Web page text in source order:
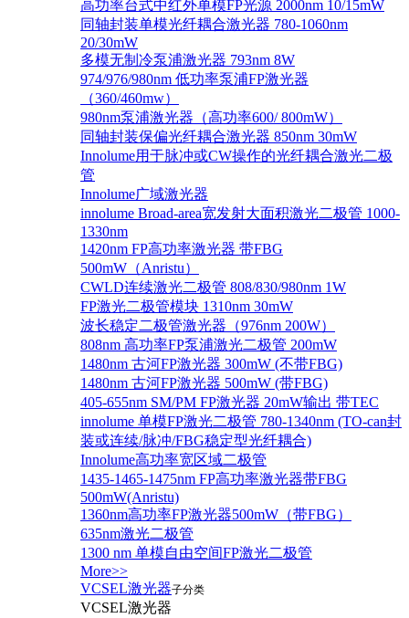
高功率台式中红外单模FP光源 2000nm 10/15mW
同轴封装单模光纤耦合激光器 780-1060nm
20/30mW
多模无制冷泵浦激光器 793nm 8W
974/976/980nm 低功率泵浦FP激光器
（360/460mw）
980nm泵浦激光器（高功率600/ 800mW）
同轴封装保偏光纤耦合激光器 850nm 30mW
Innolume用于脉冲或CW操作的光纤耦合激光二极
管
Innolume广域激光器
innolume Broad-area宽发射大面积激光二极管 1000-
1330nm
1420nm FP高功率激光器 带FBG
500mW（Anristu）
CWLD连续激光二极管 808/830/980nm 1W
FP激光二极管模块 1310nm 30mW
波长稳定二极管激光器（976nm 200W）
808nm 高功率FP泵浦激光二极管 200mW
1480nm 古河FP激光器 300mW (不带FBG)
1480nm 古河FP激光器 500mW (带FBG)
405-655nm SM/PM FP激光器 20mW输出 带TEC
innolume 单模FP激光二极管 780-1340nm (TO-can封
装或连续/脉冲/FBG稳定型光纤耦合)
Innolume高功率宽区域二极管
1435-1465-1475nm FP高功率激光器带FBG
500mW(Anristu)
1360nm高功率FP激光器500mW（带FBG）
635nm激光二极管
1300 nm 单模自由空间FP激光二极管
More>>
VCSEL激光器子分类
VCSEL激光器